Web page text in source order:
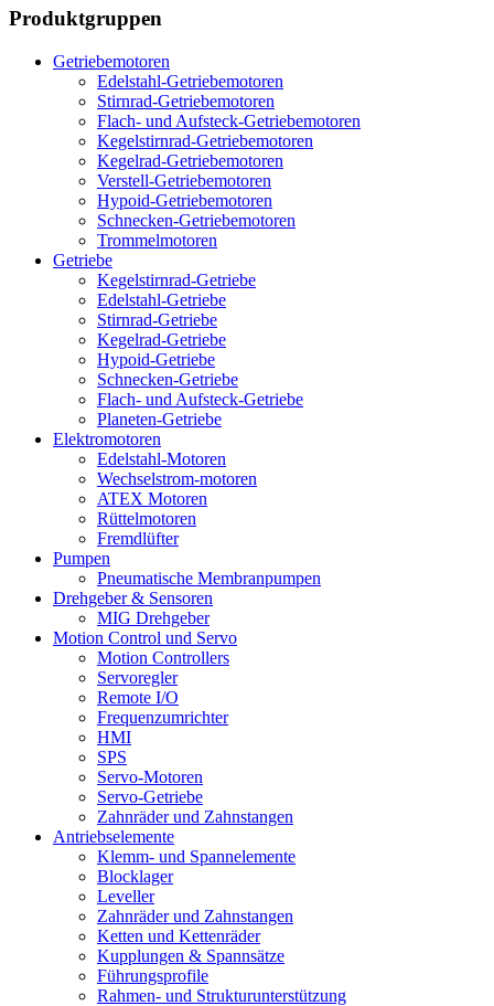
Produktgruppen
Getriebemotoren
Edelstahl-Getriebemotoren
Stirnrad-Getriebemotoren
Flach- und Aufsteck-Getriebemotoren
Kegelstirnrad-Getriebemotoren
Kegelrad-Getriebemotoren
Verstell-Getriebemotoren
Hypoid-Getriebemotoren
Schnecken-Getriebemotoren
Trommelmotoren
Getriebe
Kegelstirnrad-Getriebe
Edelstahl-Getriebe
Stirnrad-Getriebe
Kegelrad-Getriebe
Hypoid-Getriebe
Schnecken-Getriebe
Flach- und Aufsteck-Getriebe
Planeten-Getriebe
Elektromotoren
Edelstahl-Motoren
Wechselstrom-motoren
ATEX Motoren
Rüttelmotoren
Fremdlüfter
Pumpen
Pneumatische Membranpumpen
Drehgeber & Sensoren
MIG Drehgeber
Motion Control und Servo
Motion Controllers
Servoregler
Remote I/O
Frequenzumrichter
HMI
SPS
Servo-Motoren
Servo-Getriebe
Zahnräder und Zahnstangen
Antriebselemente
Klemm- und Spannelemente
Blocklager
Leveller
Zahnräder und Zahnstangen
Ketten und Kettenräder
Kupplungen & Spannsätze
Führungsprofile
Rahmen- und Strukturunterstützung